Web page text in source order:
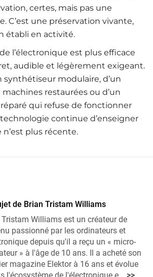
certes, mais pas une
C’est une préservation vivante,
établi en activité.
l’électronique est plus efficace
audible et légèrement exigeant.
synthétiseur modulaire, d’un
restaurées ou d’un
qui refuse de fonctionner
continue d’enseigner
n’est plus récente.
de Brian Tristam Williams
Tristam Williams est un créateur de
passionné par les ordinateurs et
depuis qu'il a reçu un « micro-
» à l'âge de 10 ans. Il a acheté son
magazine Elektor à 16 ans et évolue